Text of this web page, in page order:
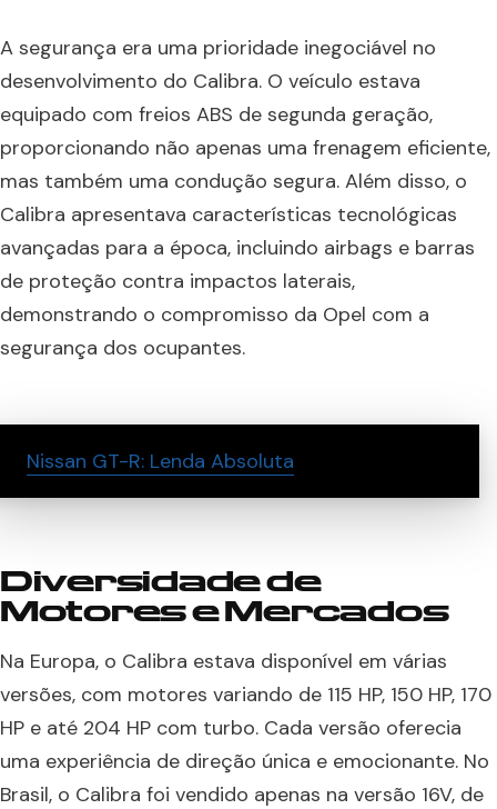
A segurança era uma prioridade inegociável no
desenvolvimento do Calibra. O veículo estava
equipado com freios ABS de segunda geração,
proporcionando não apenas uma frenagem eficiente,
mas também uma condução segura. Além disso, o
Calibra apresentava características tecnológicas
avançadas para a época, incluindo airbags e barras
de proteção contra impactos laterais,
demonstrando o compromisso da Opel com a
segurança dos ocupantes.
Nissan GT-R: Lenda Absoluta
Diversidade de
Motores e Mercados
Na Europa, o Calibra estava disponível em várias
versões, com motores variando de 115 HP, 150 HP, 170
HP e até 204 HP com turbo. Cada versão oferecia
uma experiência de direção única e emocionante. No
Brasil, o Calibra foi vendido apenas na versão 16V, de